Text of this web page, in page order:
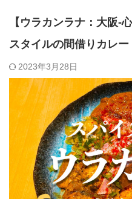
【ウラカンラナ：大阪-
スタイルの間借りカレー
2023年3月28日